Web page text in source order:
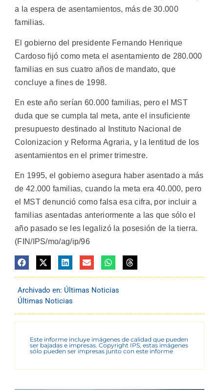
a la espera de asentamientos, más de 30.000
familias.
El gobierno del presidente Fernando Henrique
Cardoso fijó como meta el asentamiento de 280.000
familias en sus cuatro años de mandato, que
concluye a fines de 1998.
En este año serían 60.000 familias, pero el MST
duda que se cumpla tal meta, ante el insuficiente
presupuesto destinado al Instituto Nacional de
Colonizacion y Reforma Agraria, y la lentitud de los
asentamientos en el primer trimestre.
En 1995, el gobierno asegura haber asentado a más
de 42.000 familias, cuando la meta era 40.000, pero
el MST denunció como falsa esa cifra, por incluir a
familias asentadas anteriormente a las que sólo el
año pasado se les legalizó la posesión de la tierra.
(FIN/IPS/mo/ag/ip/96
Archivado en: Últimas Noticias
Últimas Noticias
Este informe incluye imágenes de calidad que pueden
ser bajadas e impresas. Copyright IPS, estas imágenes
sólo pueden ser impresas junto con este informe